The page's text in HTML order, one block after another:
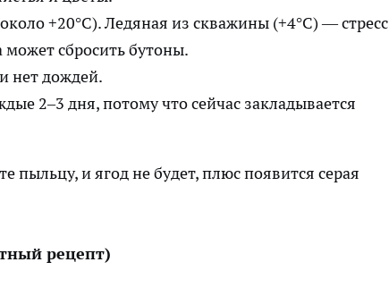
+20°С). Ледяная из скважины (+4°С) — стресс
может сбросить бутоны.
нет дождей.
2–3 дня, потому что сейчас закладывается
пыльцу, и ягод не будет, плюс появится серая
рецепт)